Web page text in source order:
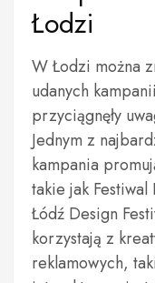
Łodzi
W Łodzi można
udanych
przyciągnęły
Jednym z
kampania
takie jak
Łódź Design
korzystają z
reklamowych,